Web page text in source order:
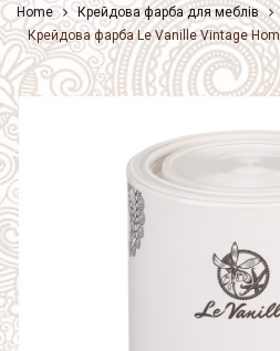
Home
Крейдова фарба для меблів
Крейдова фарба Le Vanille Vintage